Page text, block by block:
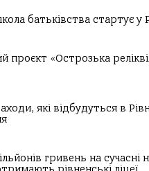
батьківства стартує у
проєкт «Острозька
які відбудуться в
гривень на сучасні